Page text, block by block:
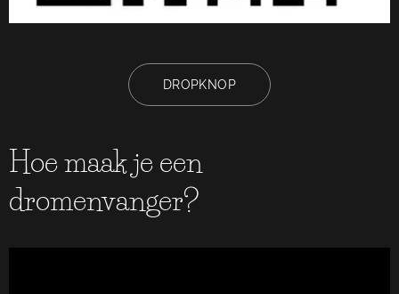
DROPKNOP
Hoe maak je een
dromenvanger?